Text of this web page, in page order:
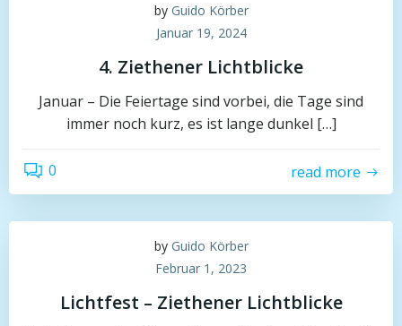
by Guido Körber
Januar 19, 2024
4. Ziethener Lichtblicke
Januar – Die Feiertage sind vorbei, die Tage sind
immer noch kurz, es ist lange dunkel […]
0 read more
by Guido Körber
Februar 1, 2023
Lichtfest – Ziethener Lichtblicke